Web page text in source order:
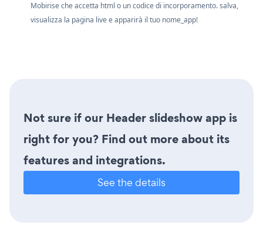
Mobirise che accetta html o un codice di incorporamento. salva,
visualizza la pagina live e apparirà il tuo nome_app!
Not sure if our Header slideshow app is
right for you? Find out more about its
features and integrations.
See the details